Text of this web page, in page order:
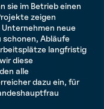
sie im Betrieb einen
zeigen
neue
schonen, Abläufe
langfristig
diese
alle
dazu ein, für